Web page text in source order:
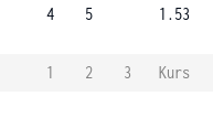
4
5
1.53
1 2 3
Kurs